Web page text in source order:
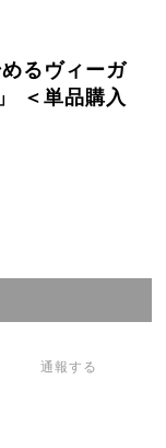
るヴィーガ
＜単品購入
通報する